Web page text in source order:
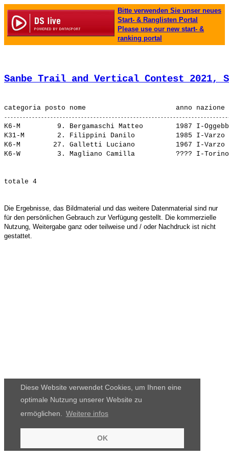
Diese Website verwendet Cookies, um Ihnen eine
optimale Nutzung unserer Website zu
ermöglichen.
Weitere infos
OK
Bitte verwenden Sie unser neues
Start- & Ranglisten Portal
Please use our new start- &
ranking portal
Sanbe Trail and Vertical Contest 2021,
K6-M         9. Bergamaschi Matteo
1987 I-
K31-M        2. Filippini Danilo
1985 I-
K6-M        27. Galletti Luciano
1967 I-
K6-W         3. Magliano Camilla
Die Ergebnisse, das Bildmaterial und das weitere Datenmaterial sind nur
für den persönlichen Gebrauch zur Verfügung gestellt. Die kommerzielle
Nutzung, Weitergabe ganz oder teilweise und / oder Nachdruck ist nicht
gestattet.